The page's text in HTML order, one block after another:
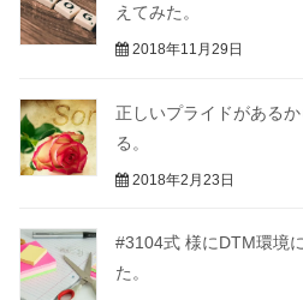
えてみた。
2018年11月29日
正しいプライドがある
る。
2018年2月23日
#3104式 様にDTM環境
た。